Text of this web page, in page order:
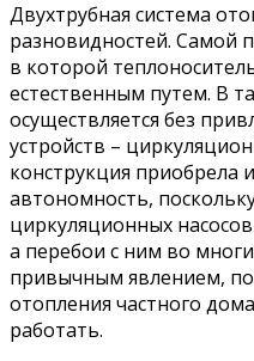
Двухтрубная система
разновидностей. Самой
в которой
естественным путем. В
осуществляется без
устройств –
конструкция приобрела
автономность,
циркуляционных
а перебои с ним во
привычным явлением,
отопления частного
работать.